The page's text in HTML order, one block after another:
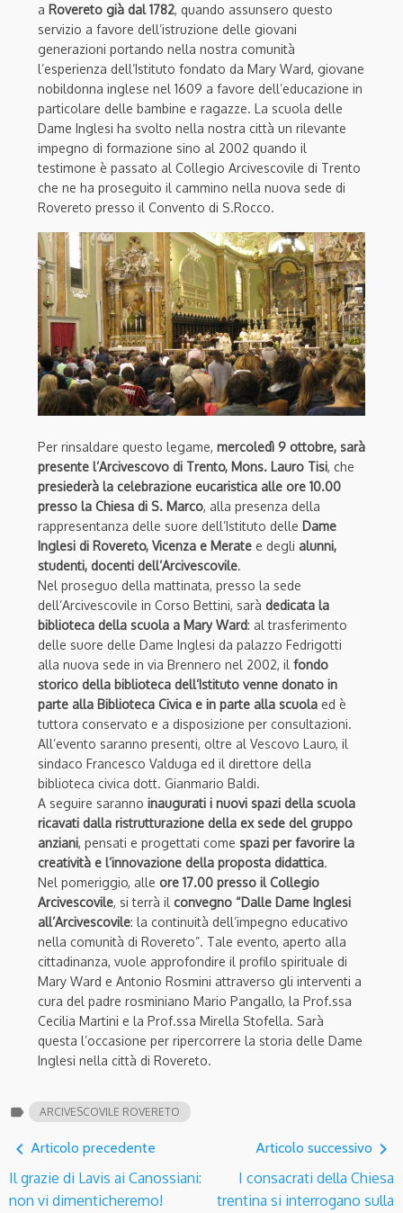
a Rovereto già dal 1782, quando assunsero questo
servizio a favore dell’istruzione delle giovani
generazioni portando nella nostra comunità
l’esperienza dell’Istituto fondato da Mary Ward, giovane
nobildonna inglese nel 1609 a favore dell’educazione in
particolare delle bambine e ragazze. La scuola delle
Dame Inglesi ha svolto nella nostra città un rilevante
impegno di formazione sino al 2002 quando il
testimone è passato al Collegio Arcivescovile di Trento
che ne ha proseguito il cammino nella nuova sede di
Rovereto presso il Convento di S.Rocco.
Per rinsaldare questo legame, mercoledì 9 ottobre, sarà
presente l’Arcivescovo di Trento, Mons. Lauro Tisi, che
presiederà la celebrazione eucaristica alle ore 10.00
presso la Chiesa di S. Marco, alla presenza della
rappresentanza delle suore dell’Istituto delle Dame
Inglesi di Rovereto, Vicenza e Merate e degli alunni,
studenti, docenti dell’Arcivescovile.
Nel proseguo della mattinata, presso la sede
dell’Arcivescovile in Corso Bettini, sarà dedicata la
biblioteca della scuola a Mary Ward: al trasferimento
delle suore delle Dame Inglesi da palazzo Fedrigotti
alla nuova sede in via Brennero nel 2002, il fondo
storico della biblioteca dell’Istituto venne donato in
parte alla Biblioteca Civica e in parte alla scuola ed è
tuttora conservato e a disposizione per consultazioni.
All’evento saranno presenti, oltre al Vescovo Lauro, il
sindaco Francesco Valduga ed il direttore della
biblioteca civica dott. Gianmario Baldi.
A seguire saranno inaugurati i nuovi spazi della scuola
ricavati dalla ristrutturazione della ex sede del gruppo
anziani, pensati e progettati come spazi per favorire la
creatività e l’innovazione della proposta didattica.
Nel pomeriggio, alle ore 17.00 presso il Collegio
Arcivescovile, si terrà il convegno “Dalle Dame Inglesi
all’Arcivescovile: la continuità dell’impegno educativo
nella comunità di Rovereto”. Tale evento, aperto alla
cittadinanza, vuole approfondire il profilo spirituale di
Mary Ward e Antonio Rosmini attraverso gli interventi a
cura del padre rosminiano Mario Pangallo, la Prof.ssa
Cecilia Martini e la Prof.ssa Mirella Stofella. Sarà
questa l’occasione per ripercorrere la storia delle Dame
Inglesi nella città di Rovereto.
label ARCIVESCOVILE ROVERETO
navigate_before Articolo precedente
Il grazie di Lavis ai Canossiani:
non vi dimenticheremo!
Articolo successivo navigate_next
I consacrati della Chiesa
trentina si interrogano sulla